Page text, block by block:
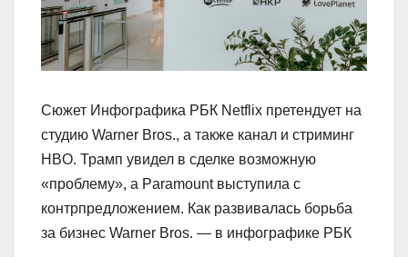
Сюжет Инфографика РБК Netflix претендует на
студию Warner Bros., а также канал и стриминг
HBO. Трамп увидел в сделке возможную
«проблему», а Paramount выступила с
контрпредложением. Как развивалась борьба
за бизнес Warner Bros. — в инфографике РБК